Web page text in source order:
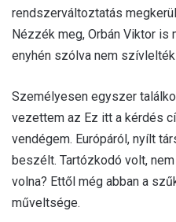
rendszerváltoztatás
Nézzék meg, Orbán Viktor
enyhén szólva nem
Személyesen egyszer
vezettem az Ez itt a kérdés
vendégem. Európáról, nyílt
beszélt. Tartózkodó volt,
volna? Ettől még abban a
műveltsége.